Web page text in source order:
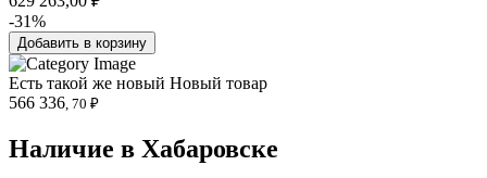
-31%
Добавить в корзину
Есть такой же новый Новый товар
566 336 , 70 ₽
Наличие в Хабаровскe